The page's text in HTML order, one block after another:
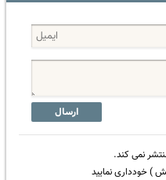
ارسال
نمی کند.
) خودداری نمایید